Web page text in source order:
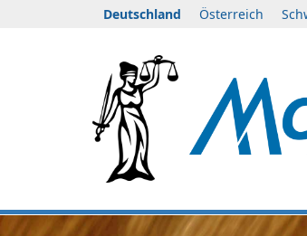
Deutschland Österreich